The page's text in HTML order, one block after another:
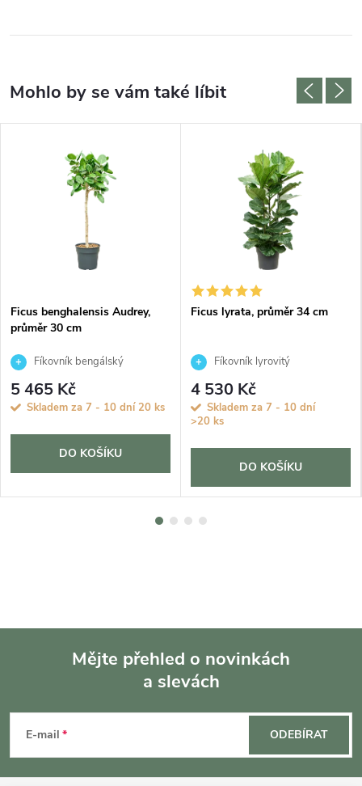
Ficus benghalensis Audrey,
průměr 30 cm
Fíkovník bengálský
5 465 Kč
Skladem za 7 - 10 dní 20 ks
DO KOŠÍKU
Ficus lyrata, průměr 34 cm
Fíkovník lyrovitý
4 530 Kč
Skladem za 7 - 10 dní
>20 ks
DO KOŠÍKU
p
Mějte přehled o novinkách
a slevách
E-mail ODEBÍRAT